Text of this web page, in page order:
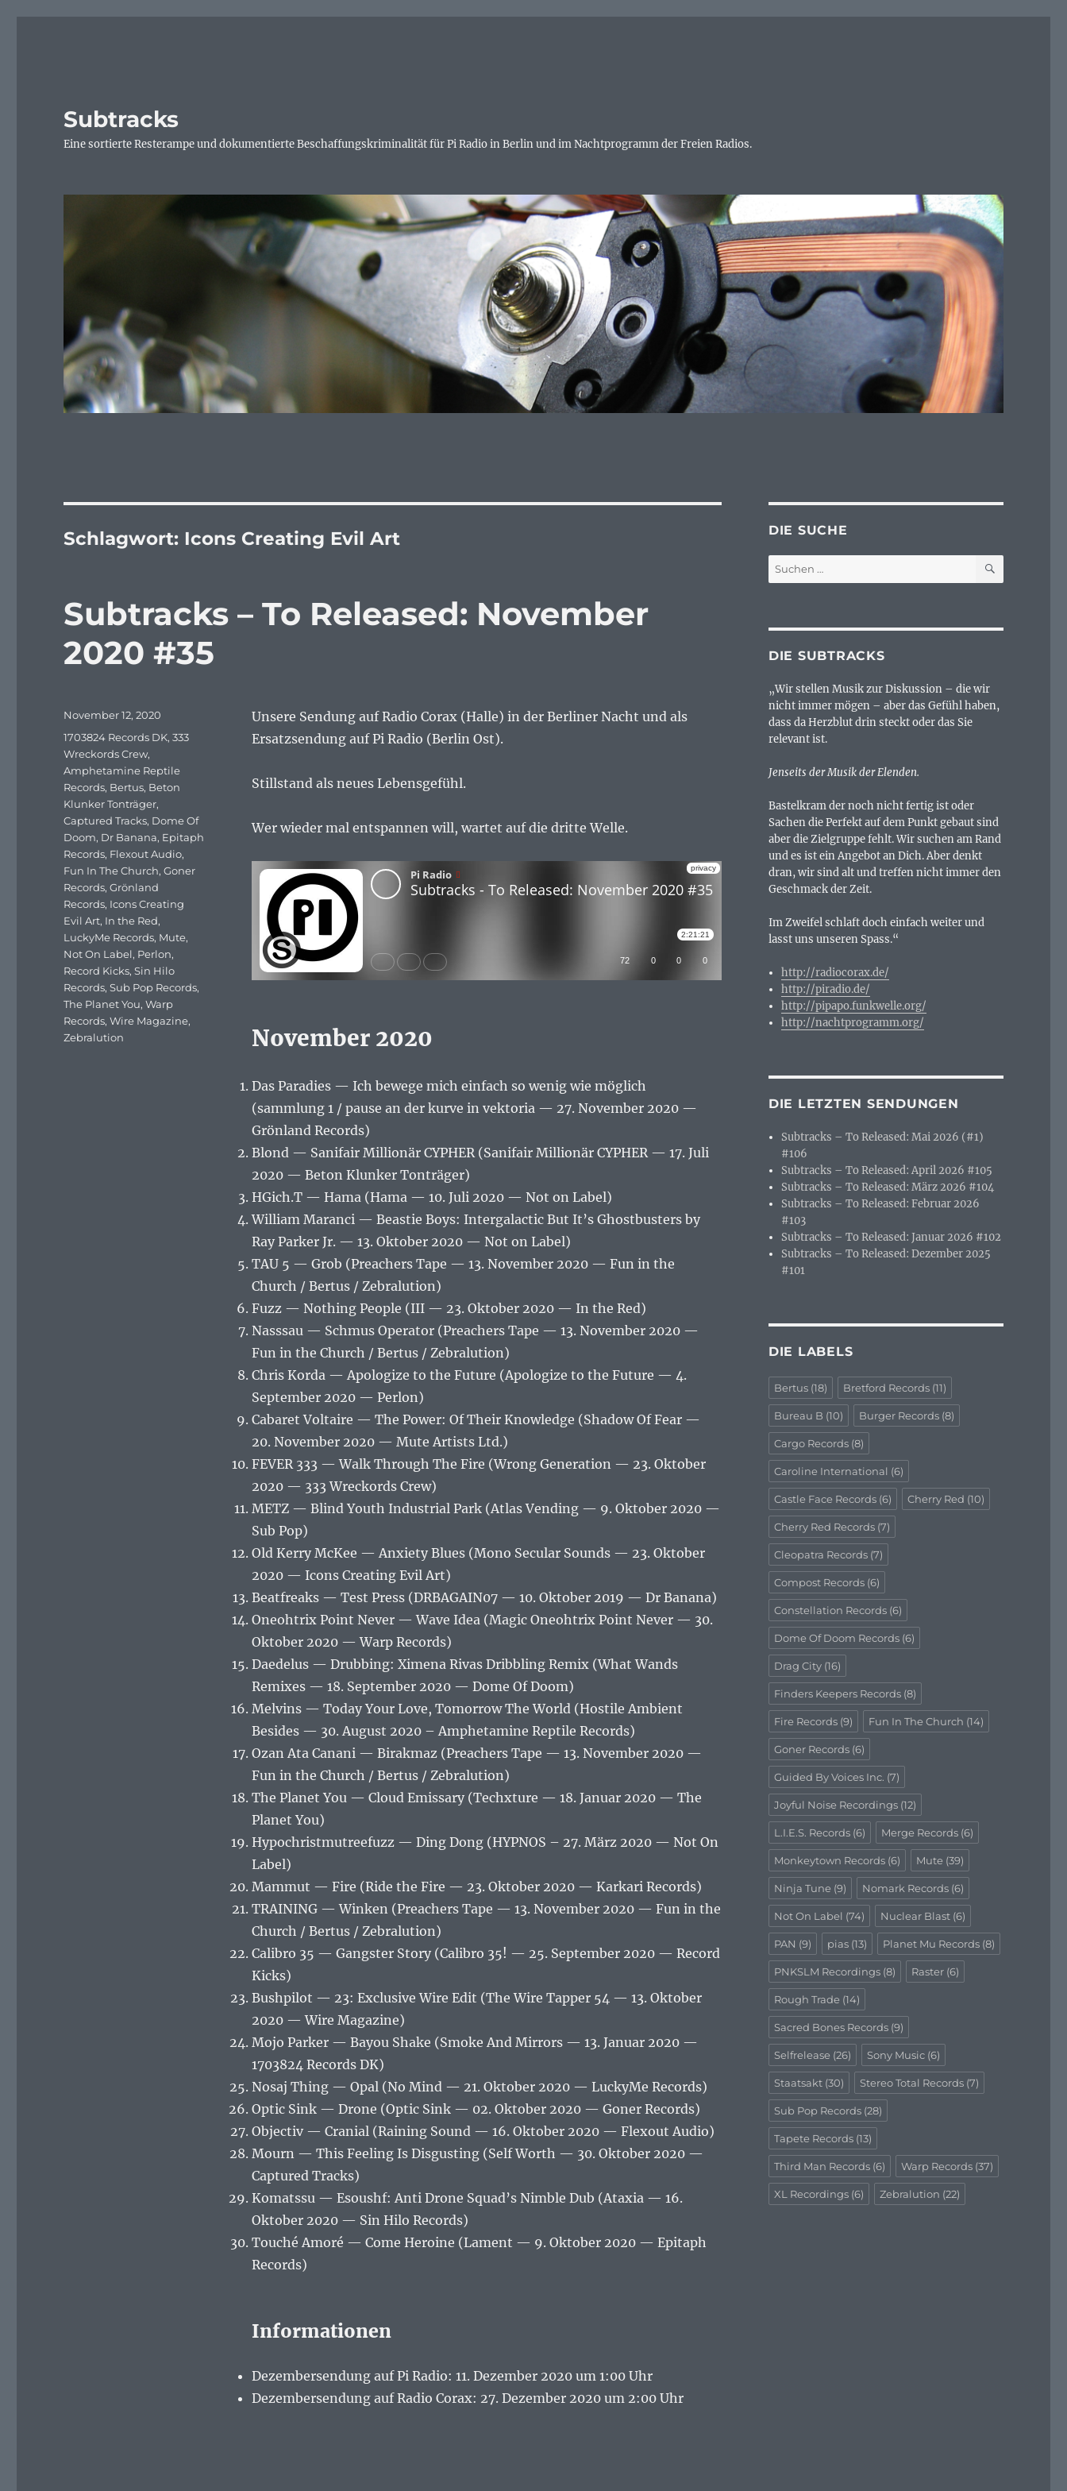
Subtracks
Eine sortierte Resterampe und dokumentierte Beschaffungskriminalität für Pi Radio in Berlin und im Nachtprogramm der Freien Radios.
Schlagwort: Icons Creating Evil Art
Subtracks – To Released: November
2020 #35
Unsere Sendung auf Radio Corax (Halle) in der Berliner Nacht und als
Ersatzsendung auf Pi Radio (Berlin Ost).
Stillstand als neues Lebensgefühl.
Wer wieder mal entspannen will, wartet auf die dritte Welle.
November 2020
Das Paradies — Ich bewege mich einfach so wenig wie möglich
(sammlung 1 / pause an der kurve in vektoria — 27. November 2020 —
Grönland Records)
Blond — Sanifair Millionär CYPHER (Sanifair Millionär CYPHER — 17. Juli
2020 — Beton Klunker Tonträger)
HGich.T — Hama (Hama — 10. Juli 2020 — Not on Label)
William Maranci — Beastie Boys: Intergalactic But It’s Ghostbusters by
Ray Parker Jr. — 13. Oktober 2020 — Not on Label)
TAU 5 — Grob (Preachers Tape — 13. November 2020 — Fun in the
Church / Bertus / Zebralution)
Fuzz — Nothing People (III — 23. Oktober 2020 — In the Red)
Nasssau ‎— Schmus Operator (Preachers Tape — 13. November 2020 —
Fun in the Church / Bertus / Zebralution)
Chris Korda — Apologize to the Future (Apologize to the Future — 4.
September 2020 — Perlon)
Cabaret Voltaire — The Power: Of Their Knowledge (Shadow Of Fear —
20. November 2020 — Mute Artists Ltd.)
FEVER 333 — Walk Through The Fire (Wrong Generation — 23. Oktober
2020 — 333 Wreckords Crew)
METZ — Blind Youth Industrial Park (Atlas Vending — 9. Oktober 2020 —
Sub Pop)
Old Kerry McKee — Anxiety Blues (Mono Secular Sounds — 23. Oktober
2020 — Icons Creating Evil Art)
Beatfreaks — Test Press (DRBAGAIN07 — 10. Oktober 2019 — Dr Banana)
Oneohtrix Point Never — Wave Idea (Magic Oneohtrix Point Never — 30.
Oktober 2020 — Warp Records)
Daedelus — Drubbing: Ximena Rivas Dribbling Remix (What Wands
Remixes — 18. September 2020 — Dome Of Doom)
Melvins — Today Your Love, Tomorrow The World (Hostile Ambient
Besides — 30. August 2020 – Amphetamine Reptile Records)
Ozan Ata Canani — Birakmaz (Preachers Tape — 13. November 2020 —
Fun in the Church / Bertus / Zebralution)
The Planet You — Cloud Emissary (Techxture — 18. Januar 2020 — The
Planet You)
Hypochristmutreefuzz — Ding Dong (HYPNOS – 27. März 2020 — Not On
Label)
Mammut — Fire (Ride the Fire — 23. Oktober 2020 — Karkari Records)
TRAINING — Winken (Preachers Tape — 13. November 2020 — Fun in the
Church / Bertus / Zebralution)
Calibro 35 — Gangster Story (Calibro 35! — 25. September 2020 — Record
Kicks)
Bushpilot — 23: Exclusive Wire Edit (The Wire Tapper 54 — 13. Oktober
2020 — Wire Magazine)
Mojo Parker — Bayou Shake (Smoke And Mirrors — 13. Januar 2020 —
1703824 Records DK)
Nosaj Thing — Opal (No Mind — 21. Oktober 2020 — LuckyMe Records)
Optic Sink — Drone (Optic Sink — 02. Oktober 2020 — Goner Records)
Objectiv ‎— Cranial (Raining Sound — 16. Oktober 2020 — Flexout Audio)
Mourn — This Feeling Is Disgusting (Self Worth — 30. Oktober 2020 —
Captured Tracks)
Komatssu — Esoushf: Anti Drone Squad’s Nimble Dub (Ataxia — 16.
Oktober 2020 — Sin Hilo Records)
Touché Amoré — Come Heroine (Lament — 9. Oktober 2020 — Epitaph
Records)
Informationen
Dezembersendung auf Pi Radio: 11. Dezember 2020 um 1:00 Uhr
Dezembersendung auf Radio Corax: 27. Dezember 2020 um 2:00 Uhr
Veröffentlicht
am
November 12, 2020
Schlagwörter
1703824 Records DK,333
Wreckords Crew,
Amphetamine Reptile
Records, Bertus, Beton
Klunker Tonträger,
Captured Tracks, Dome Of
Doom, Dr Banana, Epitaph
Records, Flexout Audio,
Fun In The Church,Goner
Records,Grönland
Records, Icons Creating
Evil Art, In the Red,
LuckyMe Records, Mute,
Not On Label, Perlon,
Record Kicks,Sin Hilo
Records,Sub Pop Records,
The Planet You,Warp
Records,Wire Magazine,
Zebralution
DIE SUCHE
Suchen
nach:
SUCHEN
DIE SUBTRACKS
„Wir stellen Musik zur Diskussion – die wir
nicht immer mögen – aber das Gefühl haben,
dass da Herzblut drin steckt oder das Sie
relevant ist.
Jenseits der Musik der Elenden.
Bastelkram der noch nicht fertig ist oder
Sachen die Perfekt auf dem Punkt gebaut sind
aber die Zielgruppe fehlt. Wir suchen am Rand
und es ist ein Angebot an Dich. Aber denkt
dran, wir sind alt und treffen nicht immer den
Geschmack der Zeit.
Im Zweifel schlaft doch einfach weiter und
lasst uns unseren Spass.“
http://radiocorax.de/
http://piradio.de/
http://pipapo.funkwelle.org/
http://nachtprogramm.org/
DIE LETZTEN SENDUNGEN
Subtracks – To Released: Mai 2026 (#1)
#106
Subtracks – To Released: April 2026 #105
Subtracks – To Released: März 2026 #104
Subtracks – To Released: Februar 2026
#103
Subtracks – To Released: Januar 2026 #102
Subtracks – To Released: Dezember 2025
#101
DIE LABELS
Bertus(18) Bretford Records(11)
Bureau B (10) Burger Records(8)
Cargo Records(8)
Caroline International (6)
Castle Face Records(6) Cherry Red (10)
Cherry Red Records(7)
Cleopatra Records(7)
Compost Records(6)
Constellation Records(6)
Dome Of Doom Records(6)
Drag City(16)
Finders Keepers Records(8)
Fire Records(9) Fun In The Church (14)
Goner Records(6)
Guided By Voices Inc. (7)
Joyful Noise Recordings(12)
L.I.E.S. Records(6) Merge Records(6)
Monkeytown Records(6) Mute (39)
Ninja Tune (9) Nomark Records(6)
Not On Label (74) Nuclear Blast(6)
PAN (9) pias(13) Planet Mu Records(8)
PNKSLM Recordings(8) Raster(6)
Rough Trade (14)
Sacred Bones Records(9)
Selfrelease (26) Sony Music(6)
Staatsakt(30) Stereo Total Records(7)
Sub Pop Records(28)
Tapete Records(13)
Third Man Records(6) Warp Records(37)
XL Recordings(6) Zebralution (22)